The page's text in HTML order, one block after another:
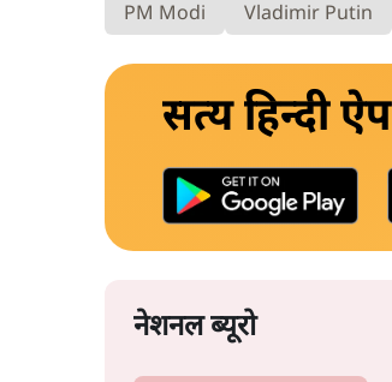
PM Modi Vladimir Putin
सत्य हिन्दी
नेशनल ब्यूरो